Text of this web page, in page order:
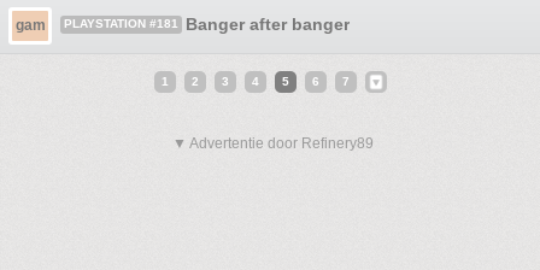
gam PLAYSTATION #181 Banger after banger
1 2 3 4 5 6 7
▼ Advertentie door Refinery89